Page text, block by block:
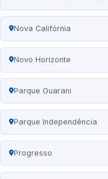
Nova Califórnia
Novo Horizonte
Parque Guarani
Parque Independência
Progresso